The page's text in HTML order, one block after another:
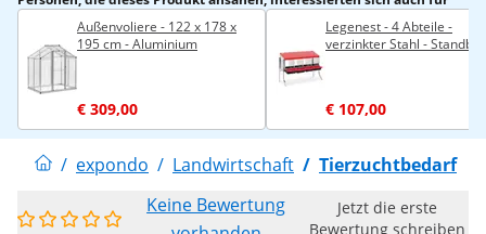
Außenvoliere - 122 x 178 x
195 cm - Aluminium
€ 309,00
Legenest - 4 Abteile -
verzinkter Stahl -
€ 107,00
/ expondo / Landwirtschaft / Tierzuchtbedarf
Keine Bewertung
Jetzt die erste
Bewertung schreiben